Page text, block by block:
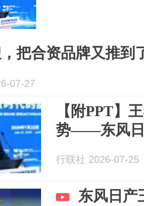
把合资品牌又推到
07-27
【附PPT】
势——东风日
行联社 2026-07-25
东风日产